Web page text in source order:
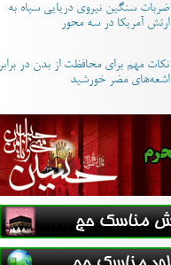
ضربات سنگین نیروی دریایی سپاه به
ارتش آمریکا در سه محور
نکات مهم برای محافظت از بدن در برابر
اشعه‌های مضر خورشید